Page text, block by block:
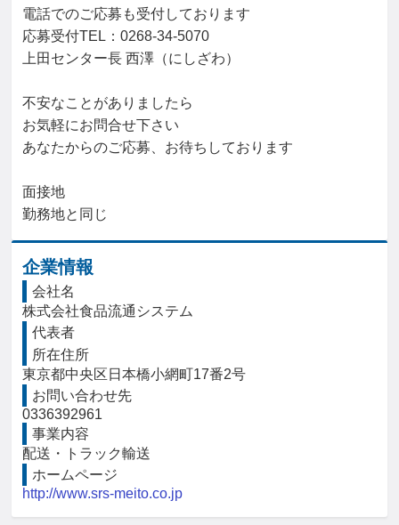
電話でのご応募も受付しております
応募受付TEL：0268-34-5070
上田センター長 西澤（にしざわ）
不安なことがありましたら
お気軽にお問合せ下さい
あなたからのご応募、お待ちしております
面接地
勤務地と同じ
企業情報
会社名
株式会社食品流通システム
代表者
所在住所
東京都中央区日本橋小網町17番2号
お問い合わせ先
0336392961
事業内容
配送・トラック輸送
ホームページ
http://www.srs-meito.co.jp